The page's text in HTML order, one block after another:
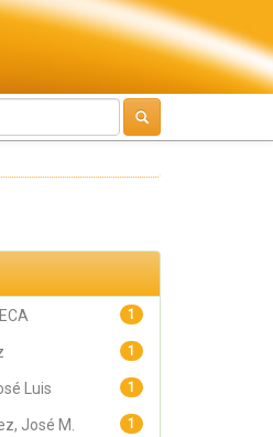
1
1
1
Luis
1
José M.